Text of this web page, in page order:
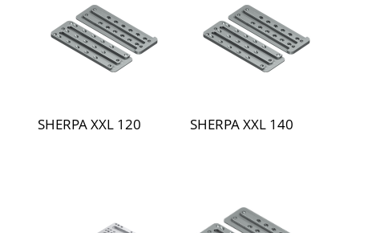
SHERPA XXL 120 SHERPA XXL 140